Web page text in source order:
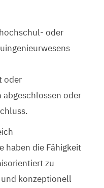
oder
oder
oder
haben die Fähigkeit
zu
konzeptionell